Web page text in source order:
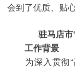
会到了优质、贴
驻马店市“
工作背景
为深入贯彻“